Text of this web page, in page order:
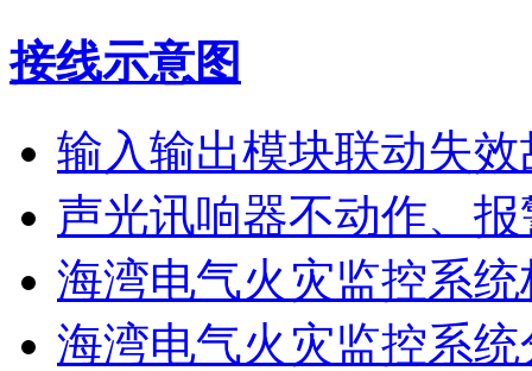
接线示意图
输入输出模块联动失效
声光讯响器不动作、
海湾电气火灾监控系
海湾电气火灾监控系